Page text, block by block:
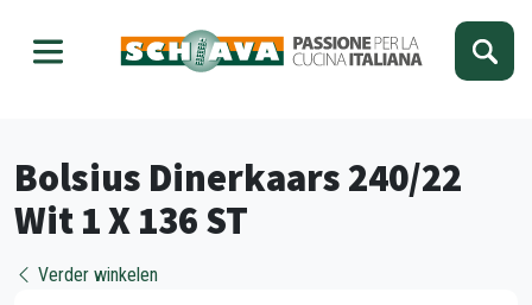
Bolsius Dinerkaars 240/22
Wit 1 X 136 ST
Verder winkelen